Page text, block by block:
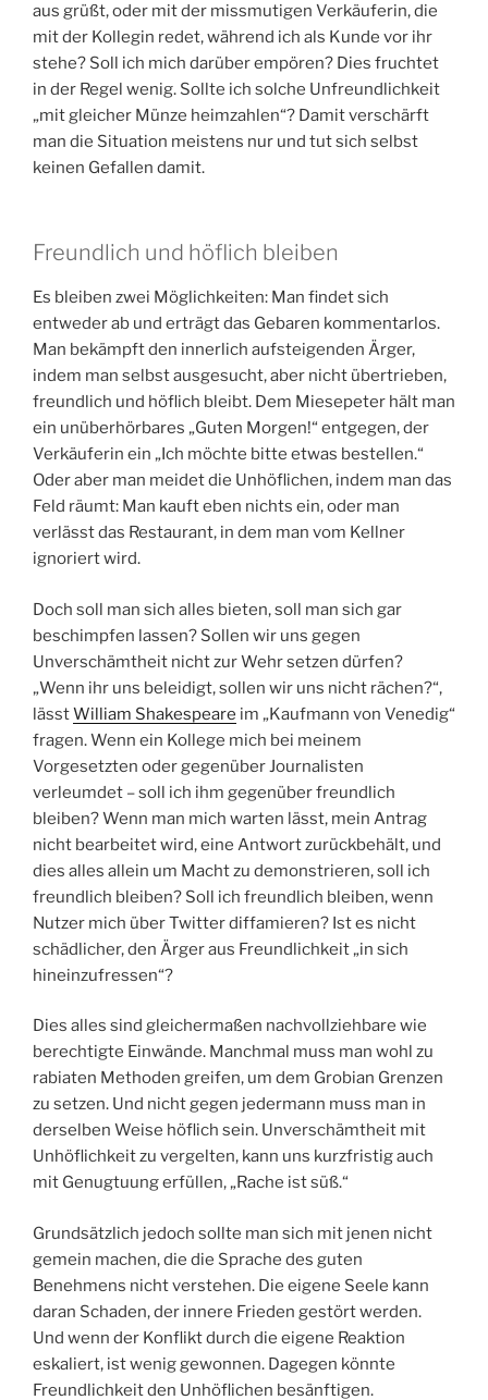
aus grüßt, oder mit der missmutigen Verkäuferin, die
mit der Kollegin redet, während ich als Kunde vor ihr
stehe? Soll ich mich darüber empören? Dies fruchtet
in der Regel wenig. Sollte ich solche Unfreundlichkeit
„mit gleicher Münze heimzahlen“? Damit verschärft
man die Situation meistens nur und tut sich selbst
keinen Gefallen damit.
Freundlich und höflich bleiben
Es bleiben zwei Möglichkeiten: Man findet sich
entweder ab und erträgt das Gebaren kommentarlos.
Man bekämpft den innerlich aufsteigenden Ärger,
indem man selbst ausgesucht, aber nicht übertrieben,
freundlich und höflich bleibt. Dem Miesepeter hält man
ein unüberhörbares „Guten Morgen!“ entgegen, der
Verkäuferin ein „Ich möchte bitte etwas bestellen.“
Oder aber man meidet die Unhöflichen, indem man das
Feld räumt: Man kauft eben nichts ein, oder man
verlässt das Restaurant, in dem man vom Kellner
ignoriert wird.
Doch soll man sich alles bieten, soll man sich gar
beschimpfen lassen? Sollen wir uns gegen
Unverschämtheit nicht zur Wehr setzen dürfen?
„Wenn ihr uns beleidigt, sollen wir uns nicht rächen?“,
lässtWilliam Shakespeare im „Kaufmann von Venedig“
fragen. Wenn ein Kollege mich bei meinem
Vorgesetzten oder gegenüber Journalisten
verleumdet – soll ich ihm gegenüber freundlich
bleiben? Wenn man mich warten lässt, mein Antrag
nicht bearbeitet wird, eine Antwort zurückbehält, und
dies alles allein um Macht zu demonstrieren, soll ich
freundlich bleiben? Soll ich freundlich bleiben, wenn
Nutzer mich über Twitter diffamieren? Ist es nicht
schädlicher, den Ärger aus Freundlichkeit „in sich
hineinzufressen“?
Dies alles sind gleichermaßen nachvollziehbare wie
berechtigte Einwände. Manchmal muss man wohl zu
rabiaten Methoden greifen, um dem Grobian Grenzen
zu setzen. Und nicht gegen jedermann muss man in
derselben Weise höflich sein. Unverschämtheit mit
Unhöflichkeit zu vergelten, kann uns kurzfristig auch
mit Genugtuung erfüllen, „Rache ist süß.“
Grundsätzlich jedoch sollte man sich mit jenen nicht
gemein machen, die die Sprache des guten
Benehmens nicht verstehen. Die eigene Seele kann
daran Schaden, der innere Frieden gestört werden.
Und wenn der Konflikt durch die eigene Reaktion
eskaliert, ist wenig gewonnen. Dagegen könnte
Freundlichkeit den Unhöflichen besänftigen.